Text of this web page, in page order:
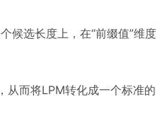
候选长度上，在“前缀值”维度
从而将LPM转化成一个标准的